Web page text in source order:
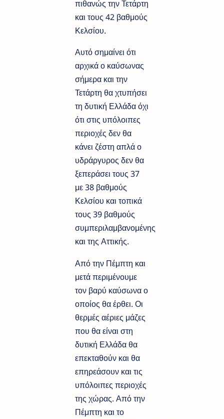
πιθανώς την Τετάρτη
και τους 42 βαθμούς
Κελσίου.
Αυτό σημαίνει ότι
αρχικά ο καύσωνας
σήμερα και την
Τετάρτη θα χτυπήσει
τη δυτική Ελλάδα όχι
ότι στις υπόλοιπες
περιοχές δεν θα
κάνει ζέστη απλά ο
υδράργυρος δεν θα
ξεπεράσει τους 37
με 38 βαθμούς
Κελσίου και τοπικά
τους 39 βαθμούς
συμπεριλαμβανομένης
και της Αττικής.
Από την Πέμπτη και
μετά περιμένουμε
τον βαρύ καύσωνα ο
οποίος θα έρθει. Οι
θερμές αέριες μάζες
που θα είναι στη
δυτική Ελλάδα θα
επεκταθούν και θα
επηρεάσουν και τις
υπόλοιπες περιοχές
της χώρας. Από την
Πέμπτη και το